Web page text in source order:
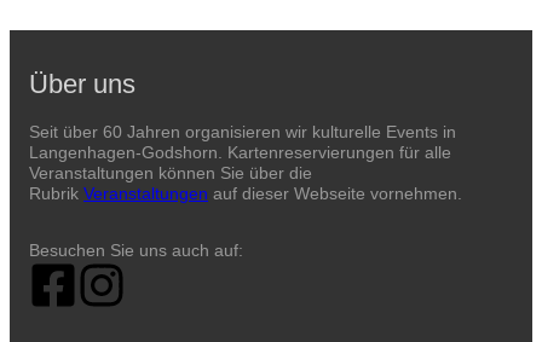
Über uns
Seit über 60 Jahren organisieren wir kulturelle Events in
Langenhagen-Godshorn. Kartenreservierungen für alle
Veranstaltungen können Sie über die
Rubrik Veranstaltungen auf dieser Webseite vornehmen.
Besuchen Sie uns auch auf: